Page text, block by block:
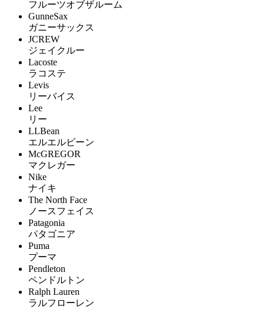
フルーツオブザルーム
GunneSax
ガニーサックス
JCREW
ジェイクルー
Lacoste
ラコステ
Levis
リーバイス
Lee
リー
LLBean
エルエルビーン
McGREGOR
マクレガー
Nike
ナイキ
The North Face
ノースフェイス
Patagonia
パタゴニア
Puma
プーマ
Pendleton
ペンドルトン
Ralph Lauren
ラルフローレン